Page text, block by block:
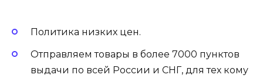
Политика низких цен.
Отправляем товары в более 7000 пунктов
выдачи по всей России и СНГ, для тех кому